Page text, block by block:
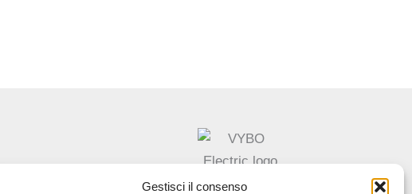
Gestisci il consenso